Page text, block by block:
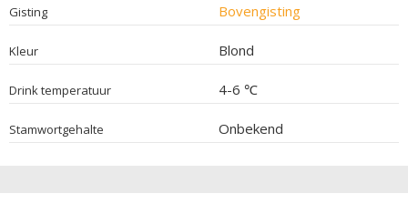
Gisting Bovengisting
Kleur Blond
Drink temperatuur 4-6 ℃
Stamwortgehalte Onbekend